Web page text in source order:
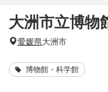
大洲市立博物
愛媛県大洲市
博物館・科学館